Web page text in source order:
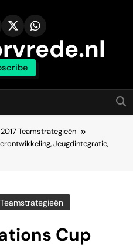
Teamstrategieën
Jeugdintegratie,
Cup